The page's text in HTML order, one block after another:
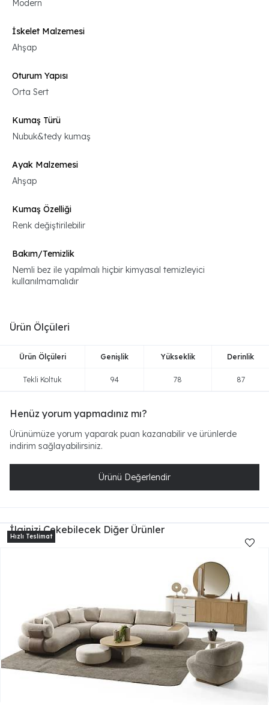
Modern
İskelet Malzemesi
Ahşap
Oturum Yapısı
Orta Sert
Kumaş Türü
Nubuk&tedy kumaş
Ayak Malzemesi
Ahşap
Kumaş Özelliği
Renk değiştirilebilir
Bakım/Temizlik
Nemli bez ile yapılmalı hiçbir kimyasal temizleyici
kullanılmamalıdır
Ürün Ölçüleri
Ürün Ölçüleri Genişlik Yükseklik Derinlik
Tekli Koltuk 94 78 87
Henüz yorum yapmadınız mı?
Ürünümüze yorum yaparak puan kazanabilir ve ürünlerde
indirim sağlayabilirsiniz.
Ürünü Değerlendir
İlginizi Çekebilecek Diğer Ürünler